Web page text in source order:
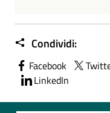
Condividi:
Facebook
LinkedIn